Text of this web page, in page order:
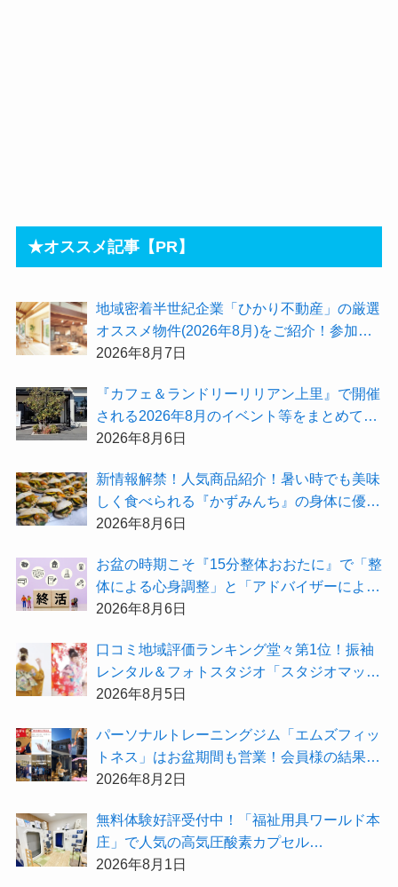
★オススメ記事【PR】
地域密着半世紀企業「ひかり不動産」の厳選
オススメ物件(2026年8月)をご紹介！参加費
無料『”木の家”新潟工場見学会』のご予約も
2026年8月7日
『カフェ＆ランドリーリリアン上里』で開催
される2026年8月のイベント等をまとめてご
紹介！
2026年8月6日
新情報解禁！人気商品紹介！暑い時でも美味
しく食べられる『かずみんち』の身体に優し
い天然酵母手作り減塩パンを召し上がれ♪
2026年8月6日
お盆の時期こそ『15分整体おおたに』で「整
体による心身調整」と「アドバイザーによる
身辺整理の準備」をしてみませんか？
2026年8月6日
⼝コミ地域評価ランキング堂々第1位！振袖
レンタル＆フォトスタジオ「スタジオマック
ス」がお得な『2026年8月限定キャンペー
2026年8月5日
パーソナルトレーニングジム「エムズフィッ
トネス」はお盆期間も営業！会員様の結果を
大公開★
2026年8月2日
無料体験好評受付中！「福祉用具ワールド本
庄」で人気の高気圧酸素カプセル
「O2BOX（30分500円）」で夏バテ撃退★
2026年8月1日